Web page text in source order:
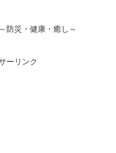
防災・健康・癒し～
ーリンク